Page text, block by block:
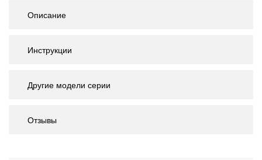
Описание
Инструкции
Другие модели серии
Отзывы